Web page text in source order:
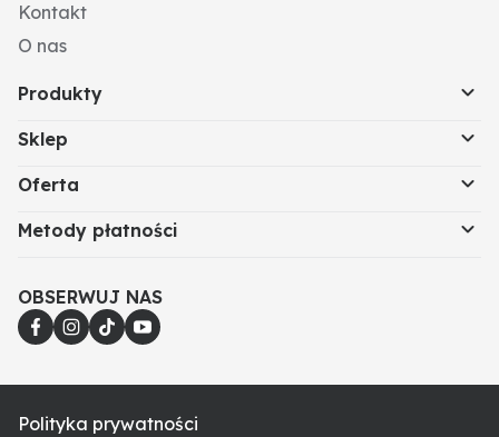
Kontakt
O nas
Produkty
Sklep
Oferta
Metody płatności
OBSERWUJ NAS
Polityka prywatności